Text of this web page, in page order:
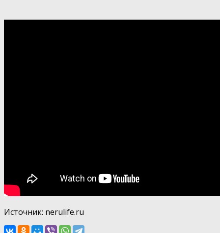
Источник: nerulife.ru